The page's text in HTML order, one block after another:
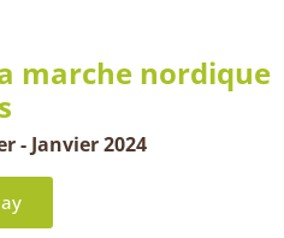
marche nordique
- Janvier 2024